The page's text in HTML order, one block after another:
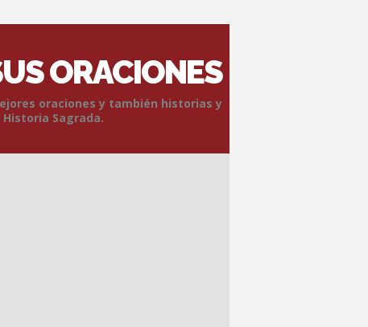
ORACIONES
oraciones y también historias y
Sagrada.